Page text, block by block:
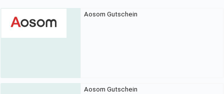
Aosom Gutschein
Aosom Gutschein